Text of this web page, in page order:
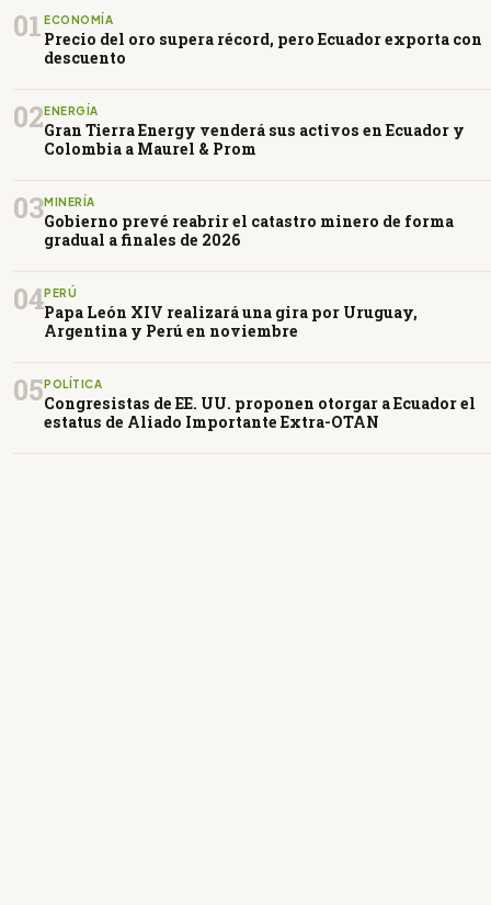
01 ECONOMÍA
Precio del oro supera récord, pero Ecuador exporta con
descuento
02 ENERGÍA
Gran Tierra Energy venderá sus activos en Ecuador y
Colombia a Maurel & Prom
03MINERÍA
Gobierno prevé reabrir el catastro minero de forma
gradual a finales de 2026
04PERÚ
Papa León XIV realizará una gira por Uruguay,
Argentina y Perú en noviembre
05 POLÍTICA
Congresistas de EE. UU. proponen otorgar a Ecuador el
estatus de Aliado Importante Extra-OTAN